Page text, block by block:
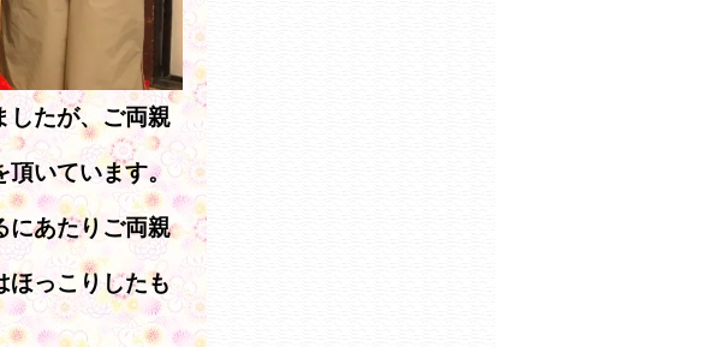
したが、ご両親
いています。
にあたりご両親
ほっこりしたも